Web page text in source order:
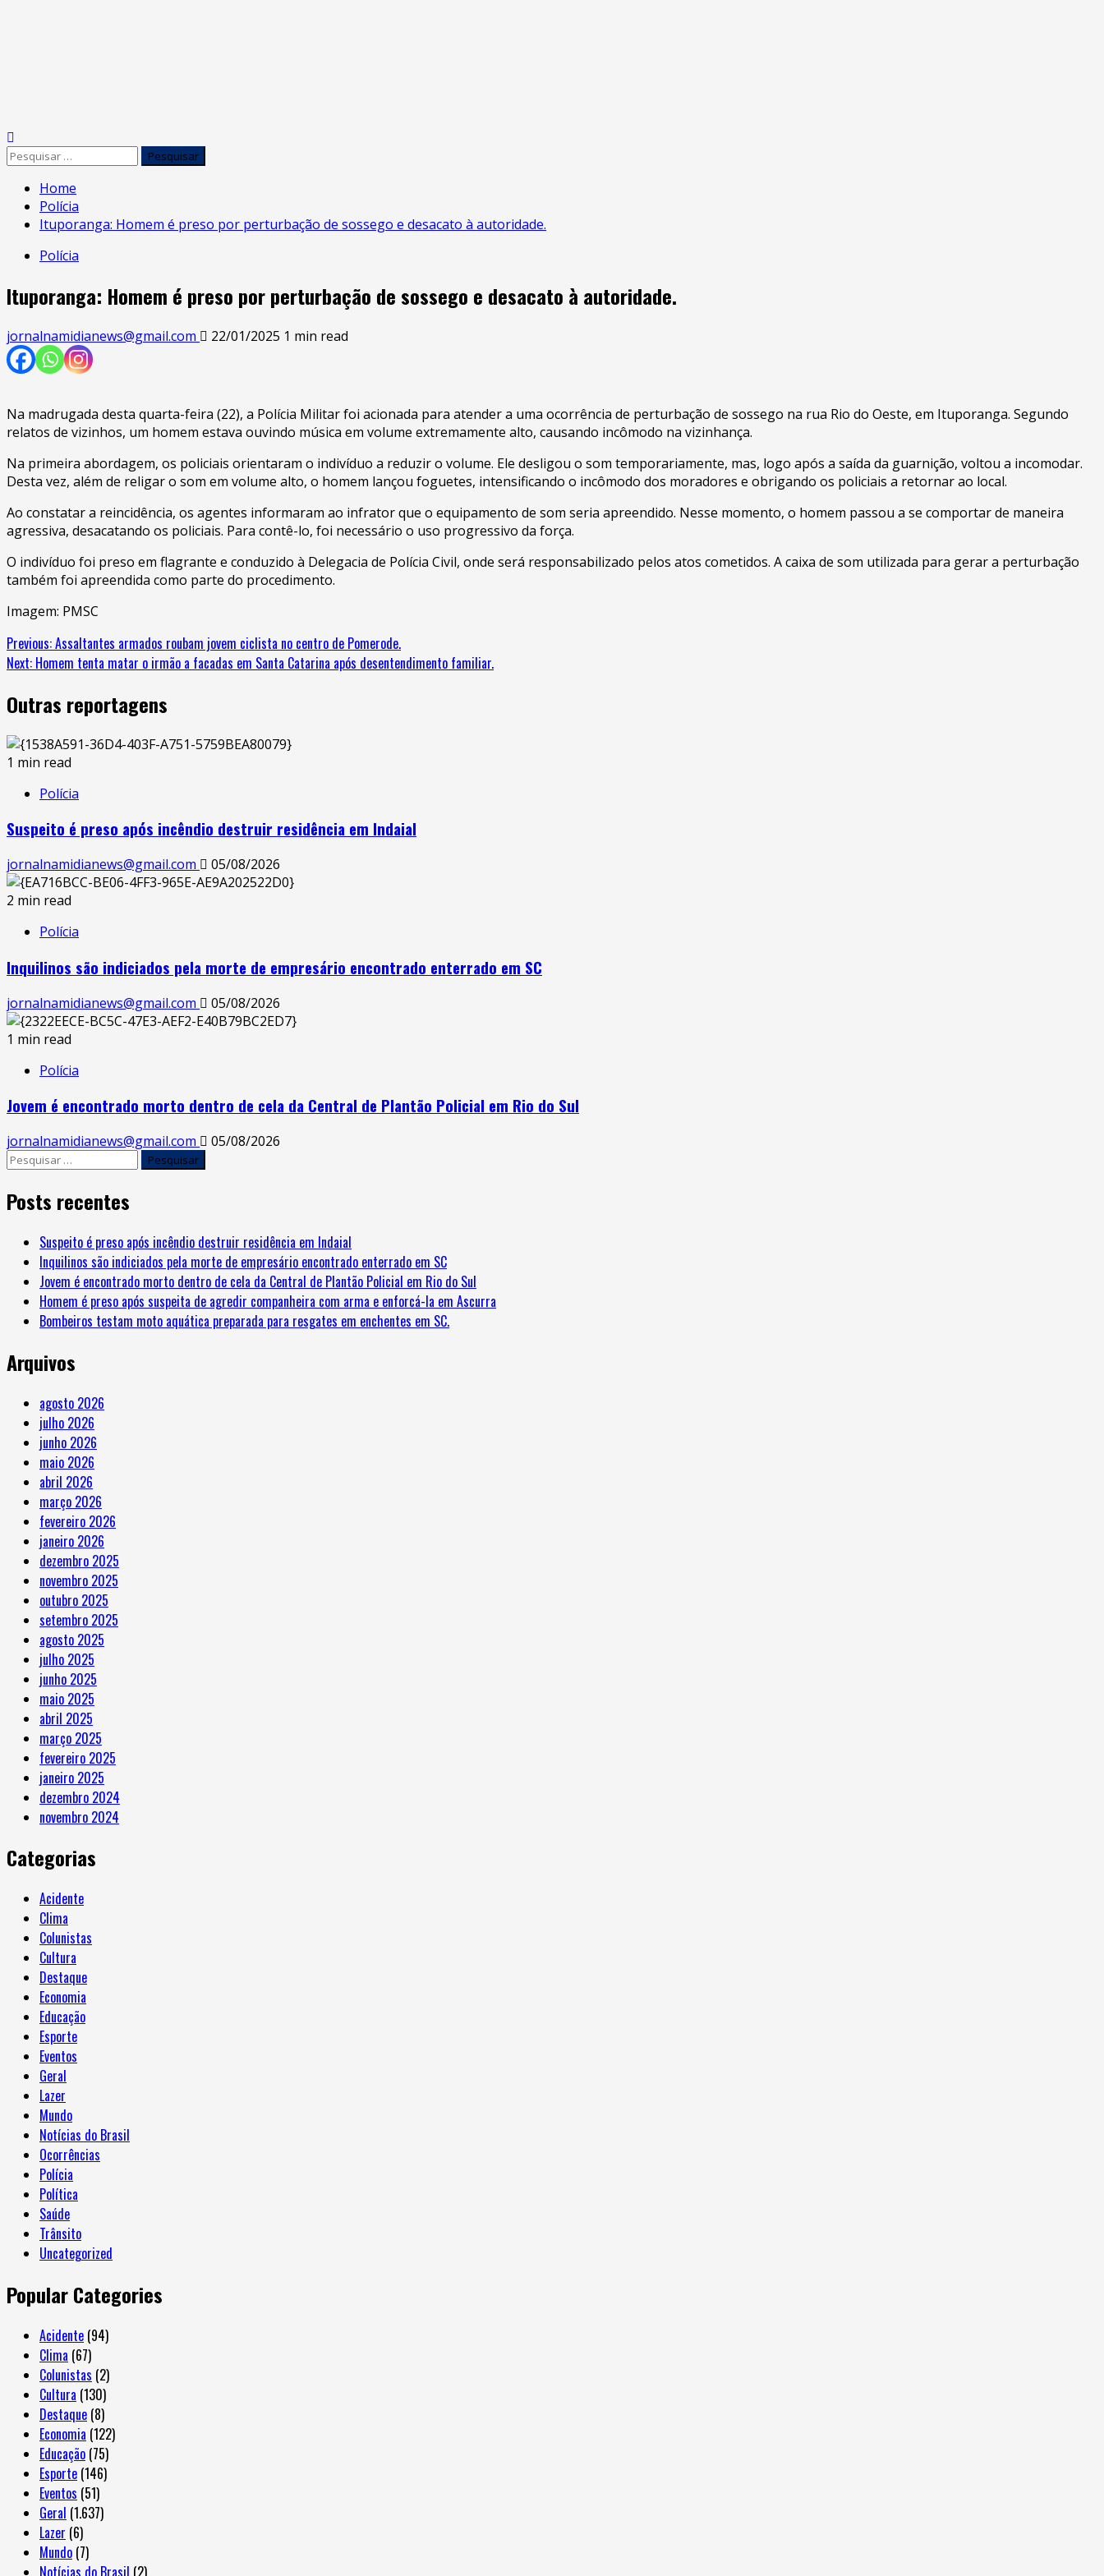
Home
Polícia
Ituporanga: Homem é preso por perturbação de sossego e desacato à autoridade.
Polícia
Ituporanga: Homem é preso por perturbação de sossego e desacato à autoridade.
jornalnamidianews@gmail.com 22/01/2025 1 min read
Na madrugada desta quarta-feira (22), a Polícia Militar foi acionada para atender a uma ocorrência de perturbação de sossego na rua Rio do Oeste, em Ituporanga. Segundo
relatos de vizinhos, um homem estava ouvindo música em volume extremamente alto, causando incômodo na vizinhança.
Na primeira abordagem, os policiais orientaram o indivíduo a reduzir o volume. Ele desligou o som temporariamente, mas, logo após a saída da guarnição, voltou a incomodar.
Desta vez, além de religar o som em volume alto, o homem lançou foguetes, intensificando o incômodo dos moradores e obrigando os policiais a retornar ao local.
Ao constatar a reincidência, os agentes informaram ao infrator que o equipamento de som seria apreendido. Nesse momento, o homem passou a se comportar de maneira
agressiva, desacatando os policiais. Para contê-lo, foi necessário o uso progressivo da força.
O indivíduo foi preso em flagrante e conduzido à Delegacia de Polícia Civil, onde será responsabilizado pelos atos cometidos. A caixa de som utilizada para gerar a perturbação
também foi apreendida como parte do procedimento.
Imagem: PMSC
Previous:Assaltantes armados roubam jovem ciclista no centro de Pomerode.
Next: Homem tenta matar o irmão a facadas em Santa Catarina após desentendimento familiar.
Outras reportagens
1 min read
Polícia
Suspeito é preso após incêndio destruir residência em Indaial
jornalnamidianews@gmail.com
05/08/2026
2 min read
Polícia
Inquilinos são indiciados pela morte de empresário encontrado enterrado em SC
jornalnamidianews@gmail.com
05/08/2026
1 min read
Polícia
Jovem é encontrado morto dentro de cela da Central de Plantão Policial em Rio do Sul
jornalnamidianews@gmail.com 05/08/2026
Posts recentes
Suspeito é preso após incêndio destruir residência em Indaial
Inquilinos são indiciados pela morte de empresário encontrado enterrado em SC
Jovem é encontrado morto dentro de cela da Central de Plantão Policial em Rio do Sul
Homem é preso após suspeita de agredir companheira com arma e enforcá-la em Ascurra
Bombeiros testam moto aquática preparada para resgates em enchentes em SC.
Arquivos
agosto 2026
julho 2026
junho 2026
maio 2026
abril 2026
março 2026
fevereiro 2026
janeiro 2026
dezembro 2025
novembro 2025
outubro 2025
setembro 2025
agosto 2025
julho 2025
junho 2025
maio 2025
abril 2025
março 2025
fevereiro 2025
janeiro 2025
dezembro 2024
novembro 2024
Categorias
Acidente
Clima
Colunistas
Cultura
Destaque
Economia
Educação
Esporte
Eventos
Geral
Lazer
Mundo
Notícias do Brasil
Ocorrências
Polícia
Política
Saúde
Trânsito
Uncategorized
Popular Categories
Acidente (94)
Clima (67)
Colunistas (2)
Cultura (130)
Destaque (8)
Economia (122)
Educação (75)
Esporte (146)
Eventos (51)
Geral (1.637)
Lazer (6)
Mundo (7)
Notícias do Brasil (2)